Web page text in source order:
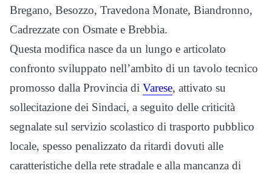
Bregano, Besozzo, Travedona Monate, Biandronno,
Cadrezzate con Osmate e Brebbia.
Questa modifica nasce da un lungo e articolato
confronto sviluppato nell’ambito di un tavolo tecnico
promosso dalla Provincia di Varese, attivato su
sollecitazione dei Sindaci, a seguito delle criticità
segnalate sul servizio scolastico di trasporto pubblico
locale, spesso penalizzato da ritardi dovuti alle
caratteristiche della rete stradale e alla mancanza di